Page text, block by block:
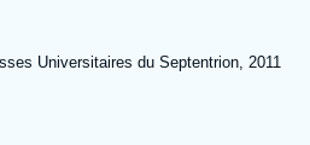
Universitaires du Septentrion, 2011